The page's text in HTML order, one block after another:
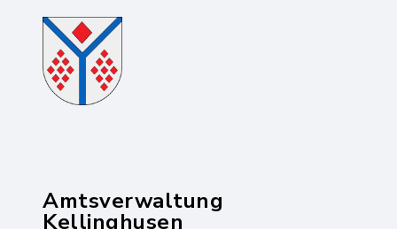
Amtsverwaltung
Kellinghusen